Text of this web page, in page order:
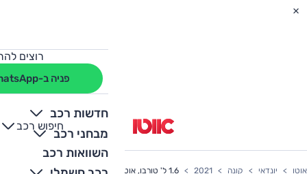
רוצים
פניה ב-WhatsApp
חדשות רכב
מבחני רכב
השוואות רכב
חיפוש רכב
+
-
אוטו יונדאי קונה 2021 1.6 ל' טורבו, אוט', Supreme